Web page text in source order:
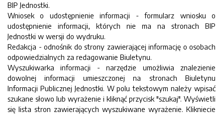
BIP Jednostki.
Wniosek o udostępnienie informacji - formularz wniosku o
udostępnienie informacji, których nie ma na stronach BIP
Jednostki w wersji do wydruku.
Redakcja - odnośnik do strony zawierającej informację o osobach
odpowiedzialnych za redagowanie Biuletynu.
Wyszukiwarka informacji - narzędzie umożliwia znalezienie
dowolnej informacji umieszczonej na stronach Biuletynu
Informacji Publicznej Jednostki. W polu tekstowym należy wpisać
szukane słowo lub wyrażenie i kliknąć przycisk "szukaj". Wyświetli
się lista stron zawierających wyszukiwane wyrażenie. Klikniecie